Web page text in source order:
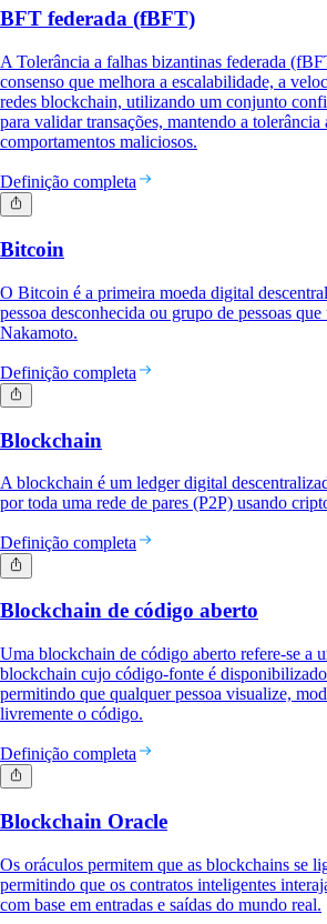
BFT federada (fBFT)
A Tolerância a falhas bizantinas federada
consenso que melhora a escalabilidade, a
redes blockchain, utilizando um conjunto
para validar transações, mantendo a tolerância
comportamentos maliciosos.
Definição completa
Bitcoin
O Bitcoin é a primeira moeda digital
pessoa desconhecida ou grupo de pessoas
Nakamoto.
Definição completa
Blockchain
A blockchain é um ledger digital
por toda uma rede de pares (P2P) usando
Definição completa
Blockchain de código aberto
Uma blockchain de código aberto refere-se a
blockchain cujo código-fonte é
permitindo que qualquer pessoa visualize,
livremente o código.
Definição completa
Blockchain Oracle
Os oráculos permitem que as blockchains se
permitindo que os contratos inteligentes
com base em entradas e saídas do mundo real.